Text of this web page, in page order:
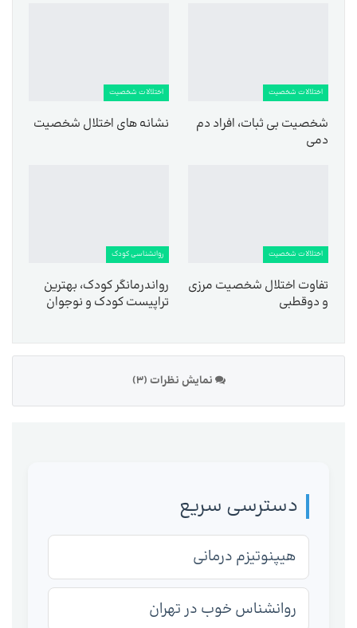
اختلالات شخصیت
شخصیت بی ثبات، افراد دم
دمی
اختلالات شخصیت
نشانه های اختلال شخصیت
اختلالات شخصیت
تفاوت اختلال شخصیت مرزی
و دوقطبی
روانشناسی کودک
رواندرمانگر کودک، بهترین
تراپیست کودک و نوجوان
نمایش نظرات (3)
دسترسی سریع
هیپنوتیزم درمانی
روانشناس خوب در تهران